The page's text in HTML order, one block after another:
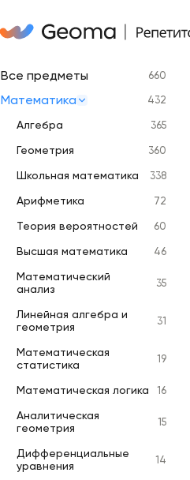
Все предметы 660
Математика 432
Алгебра 365
Геометрия 360
Школьная математика 338
Арифметика 72
Теория вероятностей 60
Высшая математика 46
Математический
анализ
35
Линейная алгебра и
геометрия
31
Математическая
статистика
19
Математическая логика 16
Аналитическая
геометрия
15
Дифференциальные
уравнения
14